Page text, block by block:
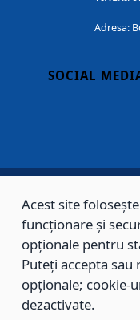
Adresa:
SOCIAL
Copyright © 2002 - 2026 -
rezervate.
Acest site
funcționare și
opționale pentru
Puteți accepta
opționale; cookie-
dezactivate.